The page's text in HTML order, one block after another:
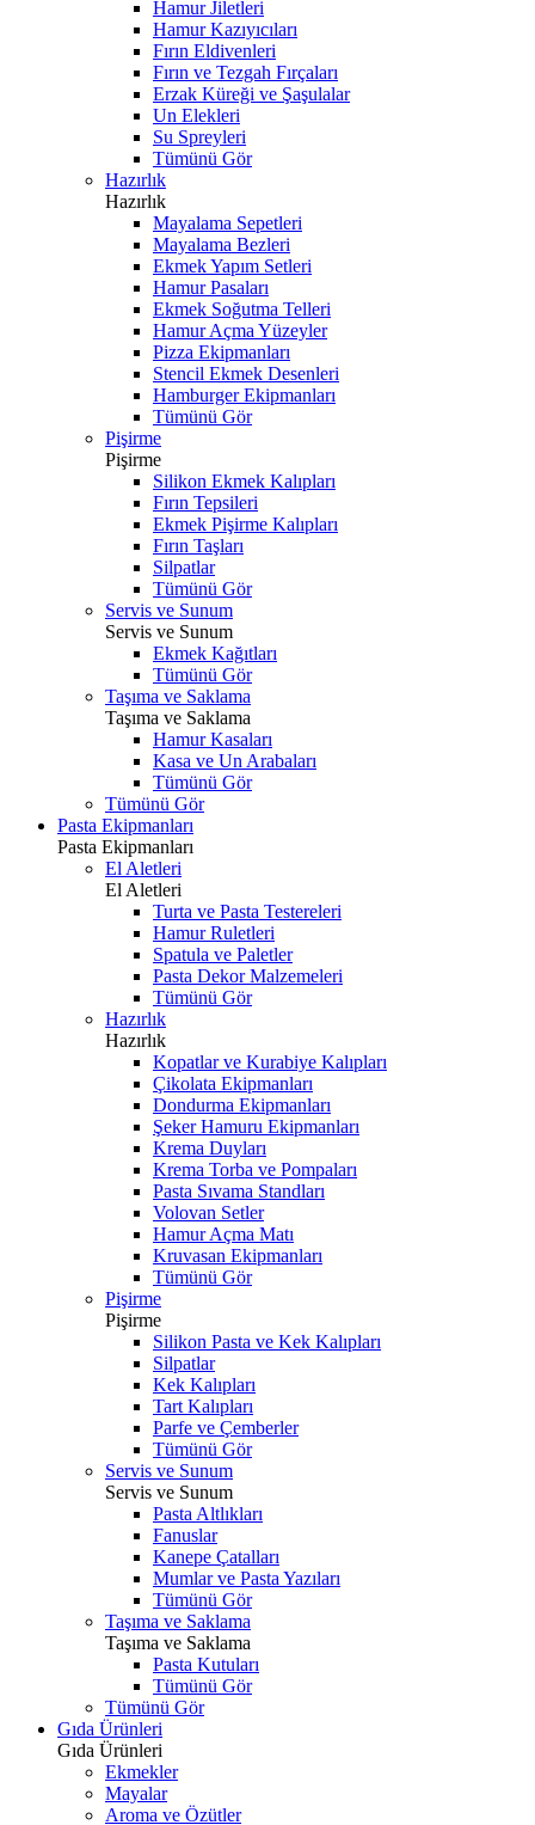
Hamur Jiletleri
Hamur Kazıyıcıları
Fırın Eldivenleri
Fırın ve Tezgah Fırçaları
Erzak Küreği ve Şaşulalar
Un Elekleri
Su Spreyleri
Tümünü Gör
Hazırlık
Hazırlık
Mayalama Sepetleri
Mayalama Bezleri
Ekmek Yapım Setleri
Hamur Pasaları
Ekmek Soğutma Telleri
Hamur Açma Yüzeyler
Pizza Ekipmanları
Stencil Ekmek Desenleri
Hamburger Ekipmanları
Tümünü Gör
Pişirme
Pişirme
Silikon Ekmek Kalıpları
Fırın Tepsileri
Ekmek Pişirme Kalıpları
Fırın Taşları
Silpatlar
Tümünü Gör
Servis ve Sunum
Servis ve Sunum
Ekmek Kağıtları
Tümünü Gör
Taşıma ve Saklama
Taşıma ve Saklama
Hamur Kasaları
Kasa ve Un Arabaları
Tümünü Gör
Tümünü Gör
Pasta Ekipmanları
Pasta Ekipmanları
El Aletleri
El Aletleri
Turta ve Pasta Testereleri
Hamur Ruletleri
Spatula ve Paletler
Pasta Dekor Malzemeleri
Tümünü Gör
Hazırlık
Hazırlık
Kopatlar ve Kurabiye Kalıpları
Çikolata Ekipmanları
Dondurma Ekipmanları
Şeker Hamuru Ekipmanları
Krema Duyları
Krema Torba ve Pompaları
Pasta Sıvama Standları
Volovan Setler
Hamur Açma Matı
Kruvasan Ekipmanları
Tümünü Gör
Pişirme
Pişirme
Silikon Pasta ve Kek Kalıpları
Silpatlar
Kek Kalıpları
Tart Kalıpları
Parfe ve Çemberler
Tümünü Gör
Servis ve Sunum
Servis ve Sunum
Pasta Altlıkları
Fanuslar
Kanepe Çatalları
Mumlar ve Pasta Yazıları
Tümünü Gör
Taşıma ve Saklama
Taşıma ve Saklama
Pasta Kutuları
Tümünü Gör
Tümünü Gör
Gıda Ürünleri
Gıda Ürünleri
Ekmekler
Mayalar
Aroma ve Özütler